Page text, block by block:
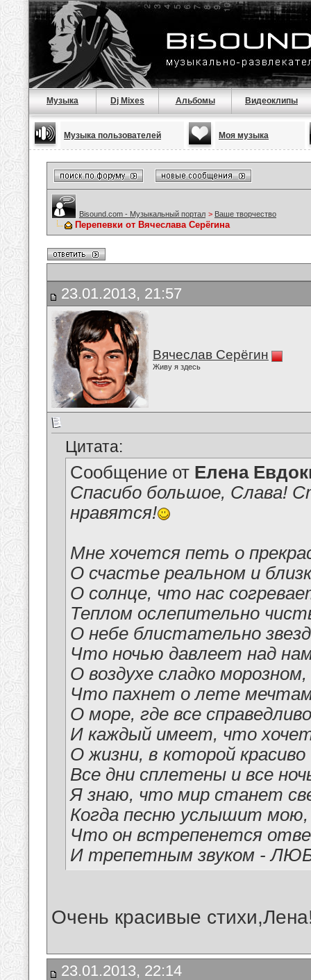
Музыка Dj Mixes Альбомы Видеоклипы
Музыка пользователей Моя музыка
Bisound.com - Музыкальный портал > Ваше творчество
Перепевки от Вячеслава Серёгина
23.01.2013, 21:57
Вячеслав Серёгин
Живу я здесь
Цитата:
Сообщение от Елена
Спасибо большое, Слава!
нравятся!
Мне хочется петь о
О счастье реальном и
О солнце, что нас
Теплом ослепительно
О небе блистательно
Что ночью давлеет над
О воздухе сладко морозном,
Что пахнет о лете
О море, где все справедливо
И каждый имеет, что
О жизни, в которой красиво
Все дни сплетены и все
Я знаю, что мир станет
Когда песню услышит мою,
Что он встрепенется
И трепетным звуком -
Очень красивые
23.01.2013, 22:14